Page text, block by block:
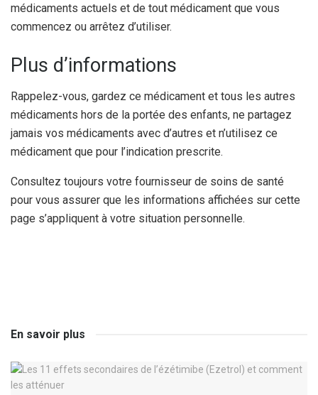
médicaments actuels et de tout médicament que vous
commencez ou arrêtez d’utiliser.
Plus d’informations
Rappelez-vous, gardez ce médicament et tous les autres
médicaments hors de la portée des enfants, ne partagez
jamais vos médicaments avec d’autres et n’utilisez ce
médicament que pour l’indication prescrite.
Consultez toujours votre fournisseur de soins de santé
pour vous assurer que les informations affichées sur cette
page s’appliquent à votre situation personnelle.
En savoir plus